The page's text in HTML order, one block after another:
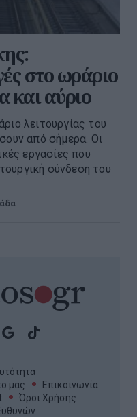
στο ωράριο
και αύριο
λειτουργίας του
από σήμερα. Οι
εργασίες που
σύνδεση του
μας
Επικοινωνία
Όροι Χρήσης